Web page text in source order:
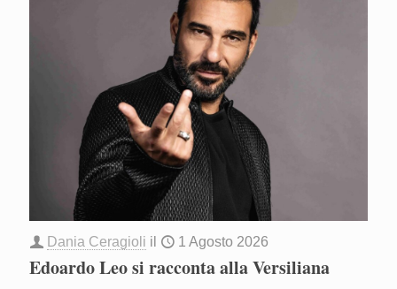
Dania Ceragioli il 1 Agosto 2026
Edoardo Leo si racconta alla Versiliana